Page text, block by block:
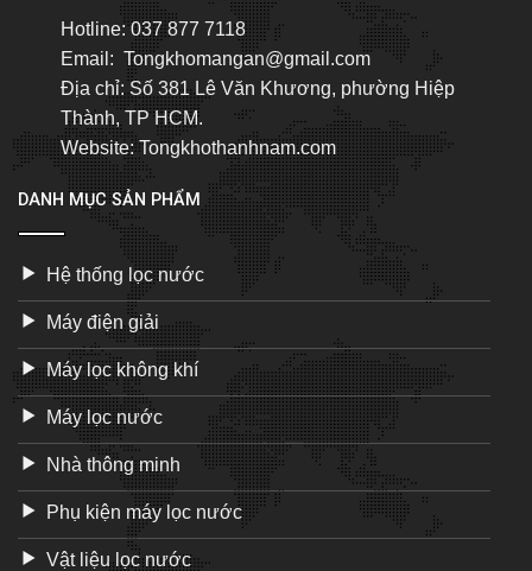
Hotline: 037 877 7118
Email: Tongkhomangan@gmail.com
Địa chỉ: Số 381 Lê Văn Khương, phường Hiệp
Thành, TP HCM.
Website: Tongkhothanhnam.com
DANH MỤC SẢN PHẨM
Hệ thống lọc nước
Máy điện giải
Máy lọc không khí
Máy lọc nước
Nhà thông minh
Phụ kiện máy lọc nước
Vật liệu lọc nước